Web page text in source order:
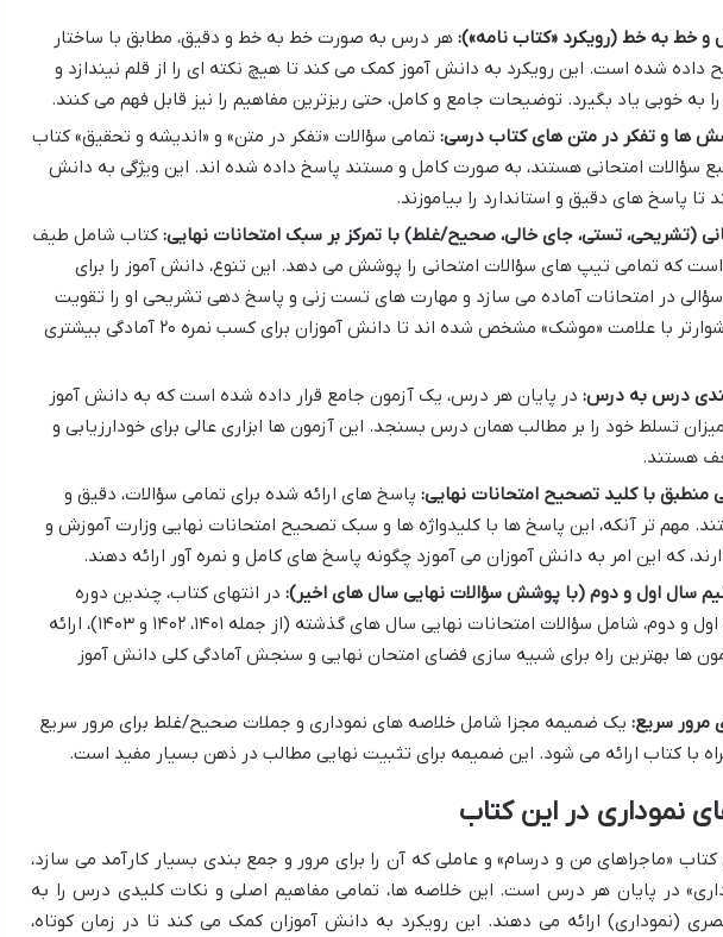
و خط به خط (رویکرد «کتاب نامه»): هر درس به صورت خط به خط و دقیق، مطابق با ساختار
داده شده است. این رویکرد به دانش آموز کمک می کند تا هیچ نکته ای را از قلم نیندازد و
به خوبی یاد بگیرد. توضیحات جامع و کامل، حتی ریزترین مفاهیم را نیز قابل فهم می کنند.
ها و تفکر در متن های کتاب درسی: تمامی سؤالات «تفکر در متن» و «اندیشه و تحقیق» کتاب
سؤالات امتحانی هستند، به صورت کامل و مستند پاسخ داده شده اند. این ویژگی به دانش
تا پاسخ های دقیق و استاندارد را بیاموزند.
(تشریحی، تستی، جای خالی، صحیح/غلط) با تمرکز بر سبک امتحانات نهایی: کتاب شامل طیف
که تمامی تیپ های سؤالات امتحانی را پوشش می دهد. این تنوع، دانش آموز را برای
سؤالی در امتحانات آماده می سازد و مهارت های تست زنی و پاسخ دهی تشریحی او را تقویت
می کند. سؤالات دشوارتر با علامت «موشک» مشخص شده اند تا دانش آموزان برای کسب نمره ۲۰ آمادگی بیشتری
درس به درس: در پایان هر درس، یک آزمون جامع قرار داده شده است که به دانش آموز
تسلط خود را بر مطالب همان درس بسنجد. این آزمون ها ابزاری عالی برای خودارزیابی و
هستند.
منطبق با کلید تصحیح امتحانات نهایی: پاسخ های ارائه شده برای تمامی سؤالات، دقیق و
مهم تر آنکه، این پاسخ ها با کلیدواژه ها و سبک تصحیح امتحانات نهایی وزارت آموزش و
که این امر به دانش آموزان می آموزد چگونه پاسخ های کامل و نمره آور ارائه دهند.
سال اول و دوم (با پوشش سؤالات نهایی سال های اخیر): در انتهای کتاب، چندین دوره
آزمون جامع نوبت اول و دوم، شامل سؤالات امتحانات نهایی سال های گذشته (از جمله ۱۴۰۱، ۱۴۰۲ و ۱۴۰۳)، ارائه
ها بهترین راه برای شبیه سازی فضای امتحان نهایی و سنجش آمادگی کلی دانش آموز
مرور سریع: یک ضمیمه مجزا شامل خلاصه های نموداری و جملات صحیح/غلط برای مرور سریع
با کتاب ارائه می شود. این ضمیمه برای تثبیت نهایی مطالب در ذهن بسیار مفید است.
نموداری در این کتاب
«ماجراهای من و درسام» و عاملی که آن را برای مرور و جمع بندی بسیار کارآمد می سازد،
در پایان هر درس است. این خلاصه ها، تمامی مفاهیم اصلی و نکات کلیدی درس را به
(نموداری) ارائه می دهند. این رویکرد به دانش آموزان کمک می کند تا در زمان کوتاه،